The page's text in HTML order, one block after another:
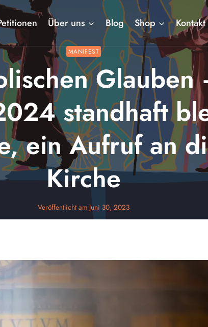
Über uns Blog Shop Kontakt
MANIFEST
standhaft
ein Aufruf an
Kirche
Veröffentlicht am Juni 30, 2023